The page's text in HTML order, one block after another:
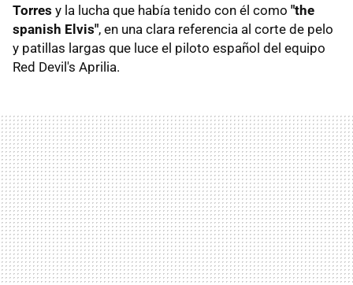
Torres y la lucha que había tenido con él como "the
spanish Elvis", en una clara referencia al corte de pelo
y patillas largas que luce el piloto español del equipo
Red Devil's Aprilia.